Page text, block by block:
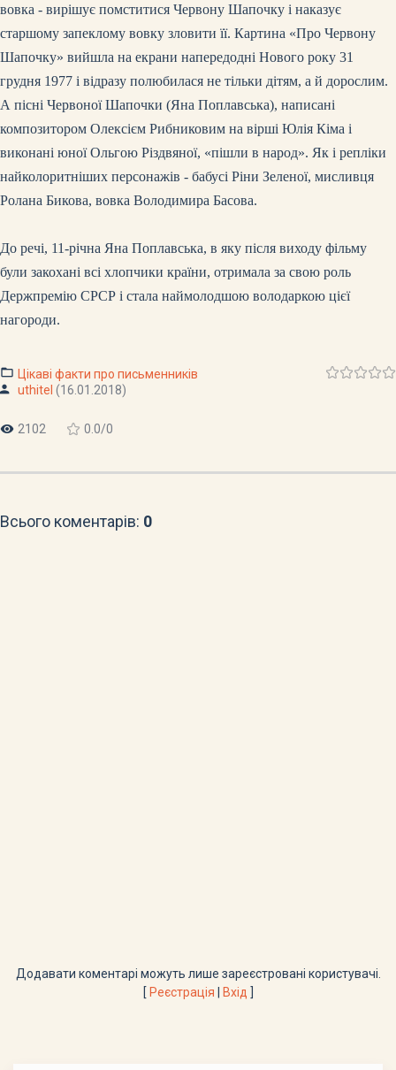
вовка - вирішує помститися Червону Шапочку і наказує
старшому запеклому вовку зловити її. Картина «Про Червону
Шапочку» вийшла на екрани напередодні Нового року 31
грудня 1977 і відразу полюбилася не тільки дітям, а й дорослим.
А пісні Червоної Шапочки (Яна Поплавська), написані
композитором Олексієм Рибниковим на вірші Юлія Кіма і
виконані юної Ольгою Різдвяної, «пішли в народ». Як і репліки
найколоритніших персонажів - бабусі Ріни Зеленої, мисливця
Ролана Бикова, вовка Володимира Басова.
До речі, 11-річна Яна Поплавська, в яку після виходу фільму
були закохані всі хлопчики країни, отримала за свою роль
Держпремію СРСР і стала наймолодшою володаркою цієї
нагороди.
Цікаві факти про письменників
uthitel (16.01.2018)
2102 0.0/0
Всього коментарів: 0
Додавати коментарі можуть лише зареєстровані користувачі.
[ Реєстрація Вхід